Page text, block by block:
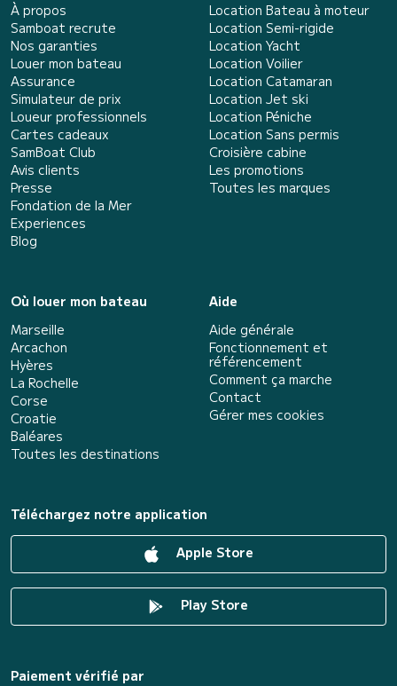
À propos
Samboat recrute
Nos garanties
Louer mon bateau
Assurance
Simulateur de prix
Loueur professionnels
Cartes cadeaux
SamBoat Club
Avis clients
Presse
Fondation de la Mer
Experiences
Blog
Location Bateau à moteur
Location Semi-rigide
Location Yacht
Location Voilier
Location Catamaran
Location Jet ski
Location Péniche
Location Sans permis
Croisière cabine
Les promotions
Toutes les marques
Où louer mon bateau
Marseille
Arcachon
Hyères
La Rochelle
Corse
Croatie
Baléares
Toutes les destinations
Aide
Aide générale
Fonctionnement et
référencement
Comment ça marche
Contact
Gérer mes cookies
Téléchargez notre application
Apple Store
Play Store
Paiement vérifié par